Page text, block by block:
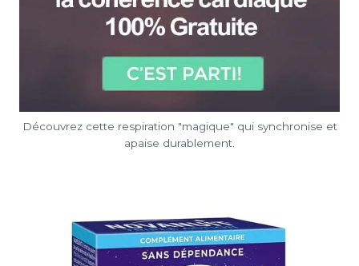
Découvrez cette respiration "magique" qui synchronise et
apaise durablement.